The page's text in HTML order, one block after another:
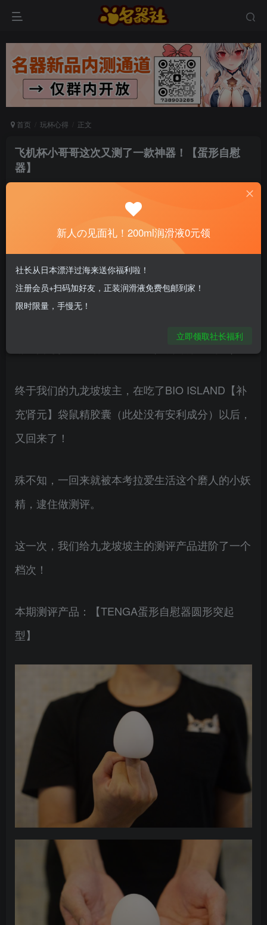
首页 玩杯心得 正文
飞机杯小哥哥这次又测了一款神器！【蛋形自慰
器】
私信
📢 社长提示：新用户注册并加好友，免费领
200ml润滑液哦～
九龙坡坡主自上次测评了三款口袋飞机杯后感觉身
终于我们的九龙坡坡主，在吃了BIO ISLAND【补
充肾元】袋鼠精胶囊（此处没有安利成分）以后，
又回来了！
殊不知，一回来就被本考拉爱生活这个磨人的小妖
精，逮住做测评。
这一次，我们给九龙坡坡主的测评产品进阶了一个
档次！
本期测评产品：【TENGA蛋形自慰器圆形突起
型】
新人の见面礼！200ml润滑液0元领
社长从日本漂洋过海来送你福利啦！
注册会员+扫码加好友，正装润滑液免费包邮到家！
限时限量，手慢无！
立即领取社长福利